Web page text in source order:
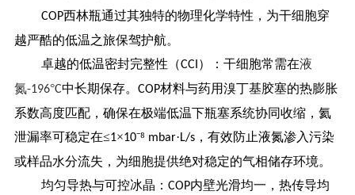
COP西林瓶通过其独特的物理化学特性，为干细胞穿
越严酷的低温之旅保驾护航。
卓越的低温密封完整性（CCI）：干细胞常需在液
氮-196°C中长期保存。 COP材料与药用溴丁基胶塞的热膨胀
系数高度匹配，确保在极端低温下瓶塞系统协同收缩，氦
泄漏率可稳定在≤1×10⁻⁸ mbar·L/s，有效防止液氮渗入污染
或样品水分流失，为细胞提供绝对稳定的气相储存环境。
均匀导热与可控冰晶： COP内壁光滑均一，热传导均